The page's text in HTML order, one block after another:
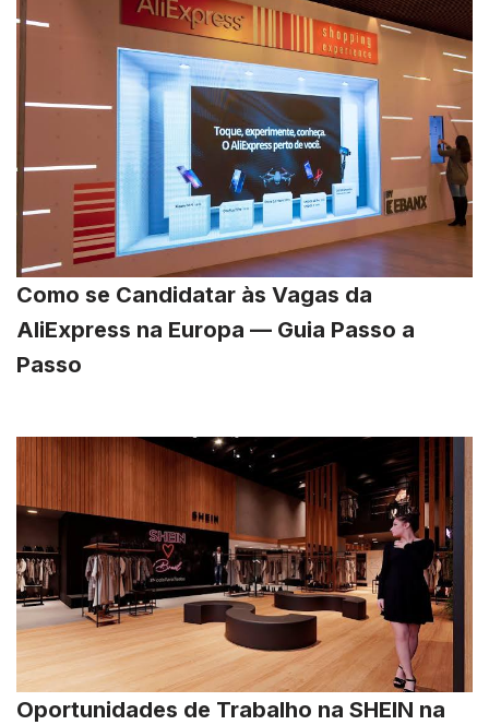
Como se Candidatar às Vagas da
AliExpress na Europa — Guia Passo a
Passo
Oportunidades de Trabalho na SHEIN na